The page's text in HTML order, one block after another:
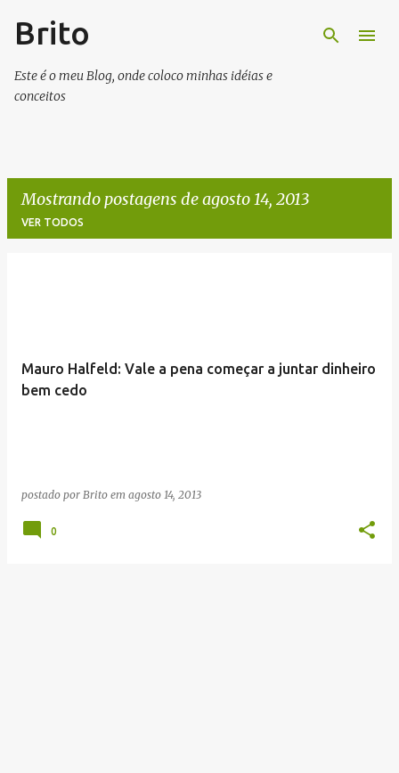
Brito
Este é o meu Blog, onde coloco minhas idéias e
conceitos
Mostrando postagens de agosto 14, 2013
VER TODOS
Mauro Halfeld: Vale a pena começar a juntar dinheiro
bem cedo
postado por Brito em agosto 14, 2013
0